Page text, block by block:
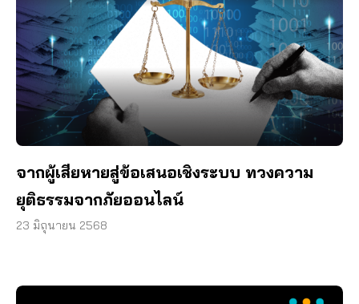
จากผู้เสียหายสู่ข้อเสนอเชิงระบบ ทวงความ
ยุติธรรมจากภัยออนไลน์
23 มิถุนายน 2568